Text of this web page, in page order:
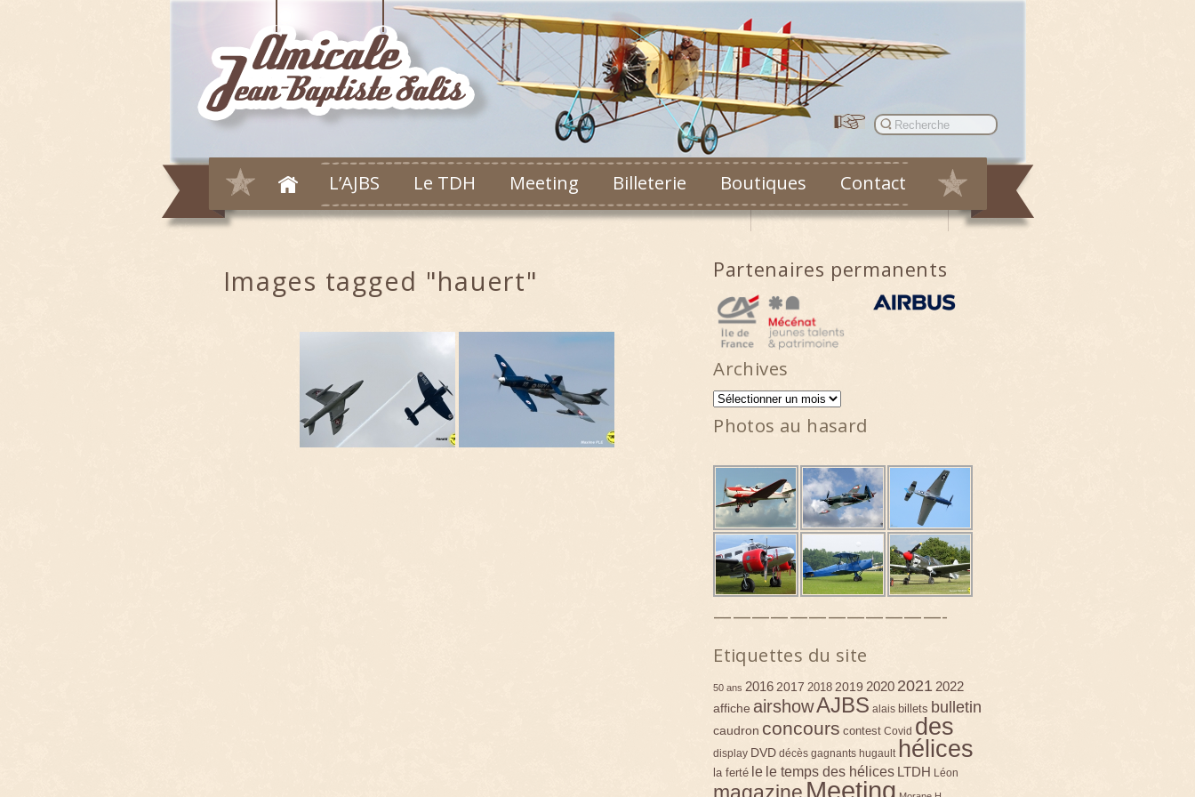
L’AJBS Le TDH Meeting Billeterie Boutiques Contact
Images tagged "hauert" Partenaires permanents
Archives
Archives
Photos au hasard
————————————-
Etiquettes du site
50 ans 2016 2017 2018 2019 2020 2021 2022
affiche airshowAJBS alais billets bulletin
caudron concours contest Covid des
display DVD décès gagnants hugault hélices
la ferté le le temps des hélices LTDH Léon
magazine Meeting